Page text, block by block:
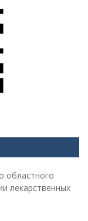
областного
лекарственных